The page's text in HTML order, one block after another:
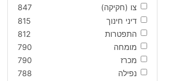
צו (חקיקה)
847
דיני חינוך
815
התפטרות
812
מומחה
790
מכרז
790
נפילה
788